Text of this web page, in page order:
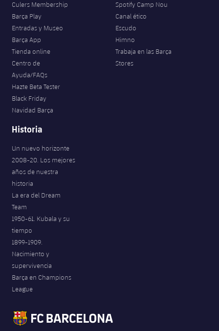
Culers Membership
Barça Play
Entradas y Museo
Barça App
Tienda online
Centro de
Ayuda/FAQs
Hazte Beta Tester
Black Friday
Navidad Barça
Spotify Camp Nou
Canal ético
Escudo
Himno
Trabaja en las Barça
Stores
Historia
Un nuevo horizonte
2008-20. Los mejores
años de nuestra
historia
La era del Dream
Team
1950-61. Kubala y su
tiempo
1899-1909.
Nacimiento y
supervivencia
Barça en Champions
League